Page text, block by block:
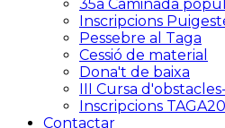
35a Caminada
Inscripcions
Pessebre al Taga
Cessió de material
Dona't de baixa
III Cursa
Inscripcions
Contactar